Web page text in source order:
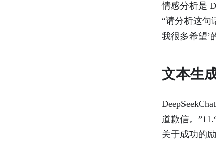
情感分析是
“请分析这句
我很多希望’
文本生
道歉信。
关于成功的